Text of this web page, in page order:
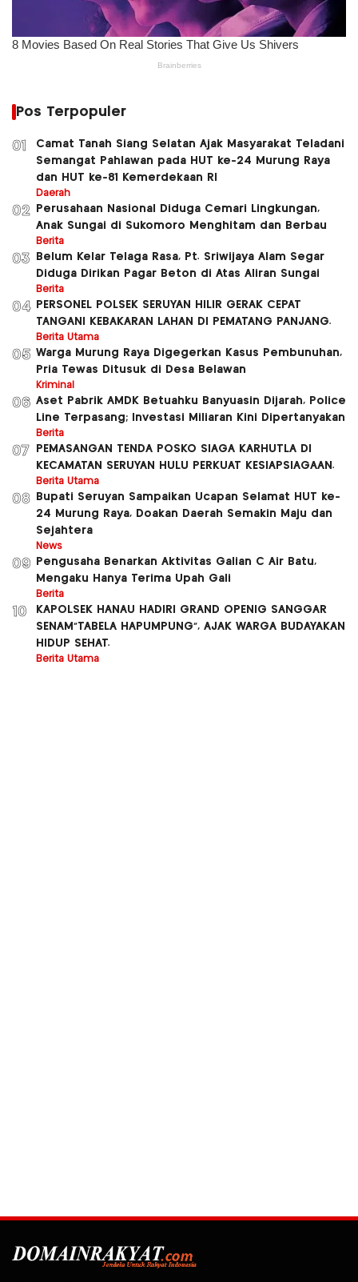
Pos Terpopuler
01
Camat Tanah Siang Selatan Ajak Masyarakat Teladani
Semangat Pahlawan pada HUT ke-24 Murung Raya
dan HUT ke-81 Kemerdekaan RI
Daerah
02
Perusahaan Nasional Diduga Cemari Lingkungan,
Anak Sungai di Sukomoro Menghitam dan Berbau
Berita
03
Belum Kelar Telaga Rasa, Pt. Sriwijaya Alam Segar
Diduga Dirikan Pagar Beton di Atas Aliran Sungai
Berita
04
PERSONEL POLSEK SERUYAN HILIR GERAK CEPAT
TANGANI KEBAKARAN LAHAN DI PEMATANG PANJANG.
Berita Utama
05 Warga Murung Raya Digegerkan Kasus Pembunuhan,
Pria Tewas Ditusuk di Desa Belawan
Kriminal
06 Aset Pabrik AMDK Betuahku Banyuasin Dijarah, Police
Line Terpasang; Investasi Miliaran Kini Dipertanyakan
Berita
07
PEMASANGAN TENDA POSKO SIAGA KARHUTLA DI
KECAMATAN SERUYAN HULU PERKUAT KESIAPSIAGAAN.
Berita Utama
08
Bupati Seruyan Sampaikan Ucapan Selamat HUT ke-
24 Murung Raya, Doakan Daerah Semakin Maju dan
Sejahtera
News
09
Pengusaha Benarkan Aktivitas Galian C Air Batu,
Mengaku Hanya Terima Upah Gali
Berita
10
KAPOLSEK HANAU HADIRI GRAND OPENIG SANGGAR
SENAM”TABELA HAPUMPUNG”, AJAK WARGA BUDAYAKAN
HIDUP SEHAT.
Berita Utama